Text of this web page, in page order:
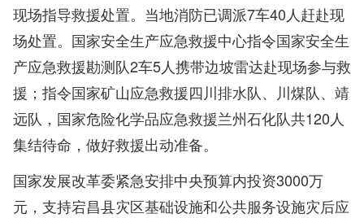
现场指导救援处置。当地消防已调派7车40人赶赴现
场处置。国家安全生产应急救援中心指令国家安全生
产应急救援勘测队2车5人携带边坡雷达赴现场参与救
援；指令国家矿山应急救援四川排水队、川煤队、靖
远队，国家危险化学品应急救援兰州石化队共120人
集结待命，做好救援出动准备。
国家发展改革委紧急安排中央预算内投资3000万
元，支持宕昌县灾区基础设施和公共服务设施灾后应